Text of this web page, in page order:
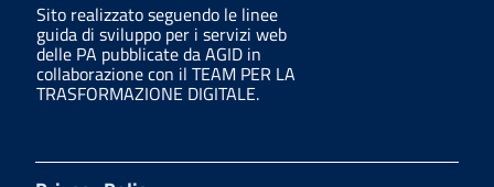
Sito realizzato seguendo le linee
guida di sviluppo per i servizi web
delle PA pubblicate da AGID in
collaborazione con il TEAM PER LA
TRASFORMAZIONE DIGITALE.